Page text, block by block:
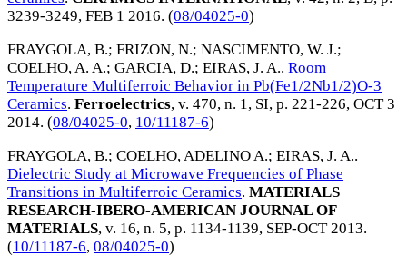
3239-3249, FEB 1 2016. (08/04025-0)
FRAYGOLA, B.; FRIZON, N.; NASCIMENTO, W. J.;
COELHO, A. A.; GARCIA, D.; EIRAS, J. A.. Room
Temperature Multiferroic Behavior in Pb(Fe1/2Nb1/2)O-3
Ceramics. Ferroelectrics, v. 470, n. 1, SI, p. 221-226, OCT 3
2014. (08/04025-0, 10/11187-6)
FRAYGOLA, B.; COELHO, ADELINO A.; EIRAS, J. A..
Dielectric Study at Microwave Frequencies of Phase
Transitions in Multiferroic Ceramics. MATERIALS
RESEARCH-IBERO-AMERICAN JOURNAL OF
MATERIALS, v. 16, n. 5, p. 1134-1139, SEP-OCT 2013.
(10/11187-6, 08/04025-0)